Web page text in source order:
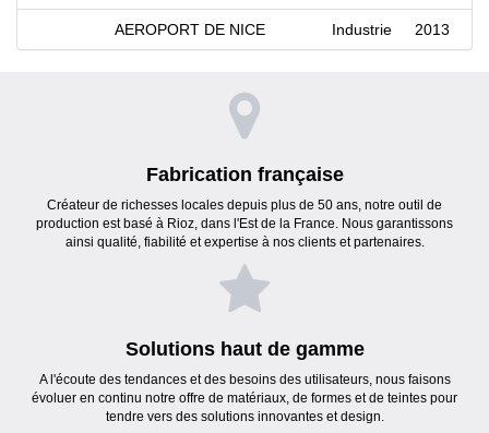
AEROPORT DE NICE Industrie 2013
Fabrication française
Créateur de richesses locales depuis plus de 50 ans, notre outil de
production est basé à Rioz, dans l'Est de la France. Nous garantissons
ainsi qualité, fiabilité et expertise à nos clients et partenaires.
Solutions haut de gamme
A l'écoute des tendances et des besoins des utilisateurs, nous faisons
évoluer en continu notre offre de matériaux, de formes et de teintes pour
tendre vers des solutions innovantes et design.